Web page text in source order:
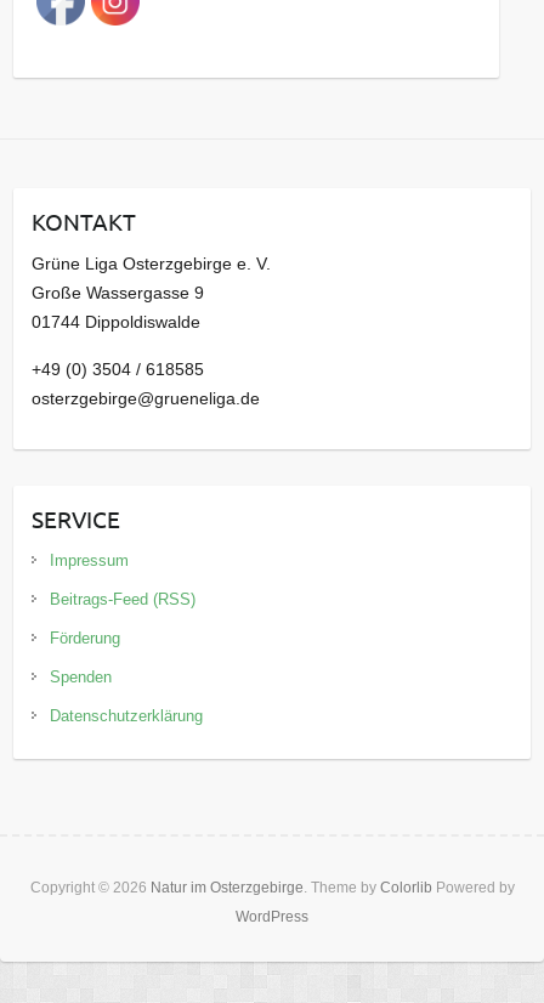
g
a
v
KONTAKT
Grüne Liga Osterzgebirge e. V.
Große Wassergasse 9
01744 Dippoldiswalde
+49 (0) 3504 / 618585
osterzgebirge@grueneliga.de
SERVICE
Impressum
Beitrags-Feed (RSS)
Förderung
Spenden
Datenschutzerklärung
Copyright © 2026 Natur im Osterzgebirge. Theme by Colorlib Powered by
WordPress